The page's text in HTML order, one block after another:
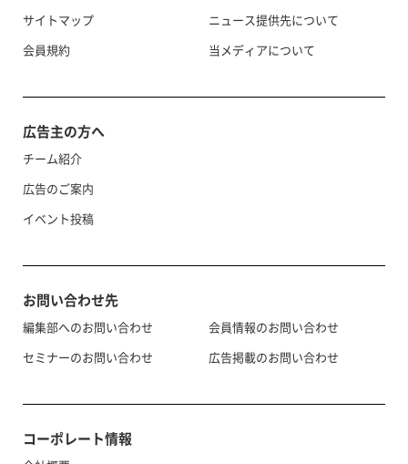
サイトマップ
会員規約
ニュース提供先について
当メディアについて
広告主の方へ
チーム紹介
広告のご案内
イベント投稿
お問い合わせ先
編集部へのお問い合わせ
セミナーのお問い合わせ
会員情報のお問い合わせ
広告掲載のお問い合わせ
コーポレート情報